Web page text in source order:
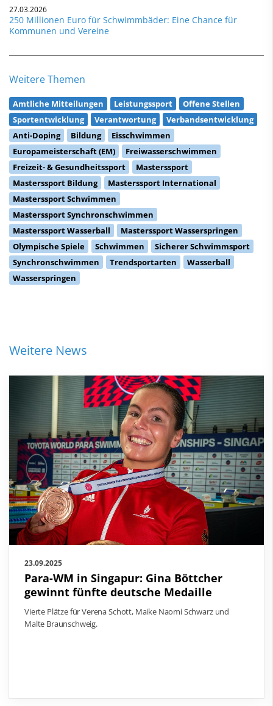
27.03.2026
250 Millionen Euro für Schwimmbäder: Eine Chance für
Kommunen und Vereine
Weitere Themen
Amtliche Mitteilungen Leistungssport
Offene Stellen
Sportentwicklung
Verantwortung
Verbandsentwicklung
Anti-Doping
Bildung
Eisschwimmen
Europameisterschaft (EM)
Freiwasserschwimmen
Freizeit- & Gesundheitssport
Masterssport
Masterssport Bildung
Masterssport International
Masterssport Schwimmen
Masterssport Synchronschwimmen
Masterssport Wasserball
Masterssport Wasserspringen
Olympische Spiele
Schwimmen
Sicherer Schwimmsport
Synchronschwimmen
Trendsportarten
Wasserball
Wasserspringen
Weitere News
23.09.2025
Para-WM in Singapur: Gina Böttcher
gewinnt fünfte deutsche Medaille
Vierte Plätze für Verena Schott, Maike Naomi Schwarz und
Malte Braunschweig.